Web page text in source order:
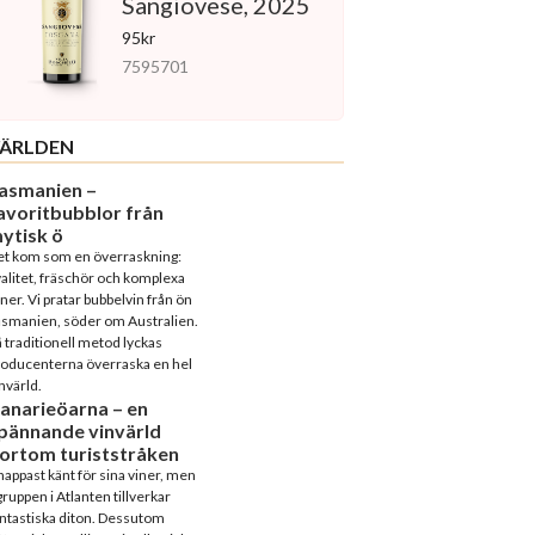
95kr
7595701
–
från
ö
kom som en överraskning:
fräschör och komplexa
Vi pratar bubbelvin från ön
söder om Australien.
traditionell metod lyckas
överraska en hel
– en
vinvärld
turiststråken
känt för sina viner, men
i Atlanten tillverkar
diton. Dessutom